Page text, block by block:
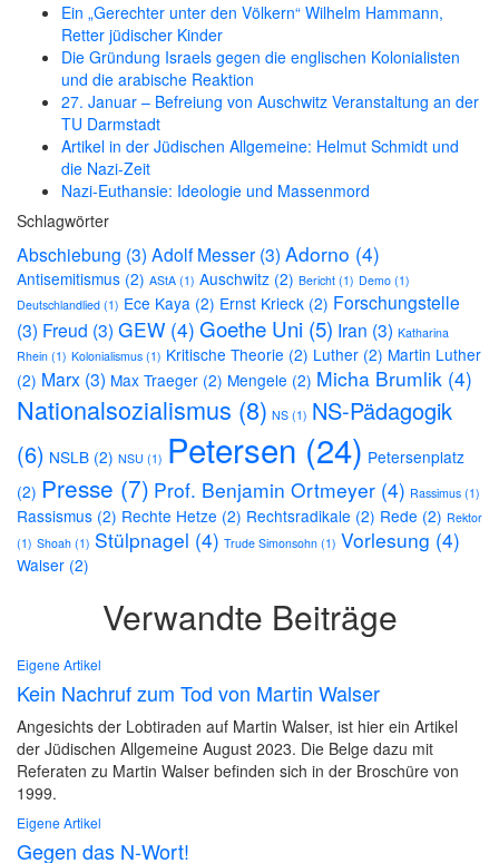
Ein „Gerechter unter den Völkern“ Wilhelm Hammann,
Retter jüdischer Kinder
Die Gründung Israels gegen die englischen Kolonialisten
und die arabische Reaktion
27. Januar – Befreiung von Auschwitz Veranstaltung an der
TU Darmstadt
Artikel in der Jüdischen Allgemeine: Helmut Schmidt und
die Nazi-Zeit
Nazi-Euthansie: Ideologie und Massenmord
Schlagwörter
Abschiebung (3) Adolf Messer (3) Adorno (4)
Antisemitismus (2) AStA (1) Auschwitz (2) Bericht (1) Demo (1)
Deutschlandlied (1) Ece Kaya (2) Ernst Krieck (2) Forschungstelle
(3) Freud (3) GEW (4) Goethe Uni (5) Iran (3) Katharina
Rhein (1) Kolonialismus (1) Kritische Theorie (2) Luther (2) Martin Luther
(2) Marx (3) Max Traeger (2) Mengele (2) Micha Brumlik (4)
Nationalsozialismus (8) NS (1) NS-Pädagogik
(6) NSLB (2) NSU (1) Petersen (24) Petersenplatz
(2) Presse (7) Prof. Benjamin Ortmeyer (4) Rassimus (1)
Rassismus (2) Rechte Hetze (2) Rechtsradikale (2) Rede (2) Rektor
(1) Shoah (1) Stülpnagel (4) Trude Simonsohn (1) Vorlesung (4)
Walser (2)
Verwandte Beiträge
Eigene Artikel
Kein Nachruf zum Tod von Martin Walser
Angesichts der Lobtiraden auf Martin Walser, ist hier ein Artikel
der Jüdischen Allgemeine August 2023. Die Belge dazu mit
Referaten zu Martin Walser befinden sich in der Broschüre von
1999.
Eigene Artikel
Gegen das N-Wort!